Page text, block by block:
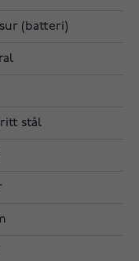
(batteri)
stål